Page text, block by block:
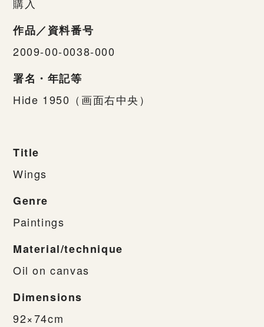
購入
作品／資料番号
2009-00-0038-000
署名・年記等
Hide 1950（画面右中央）
Title
Wings
Genre
Paintings
Material/technique
Oil on canvas
Dimensions
92×74cm